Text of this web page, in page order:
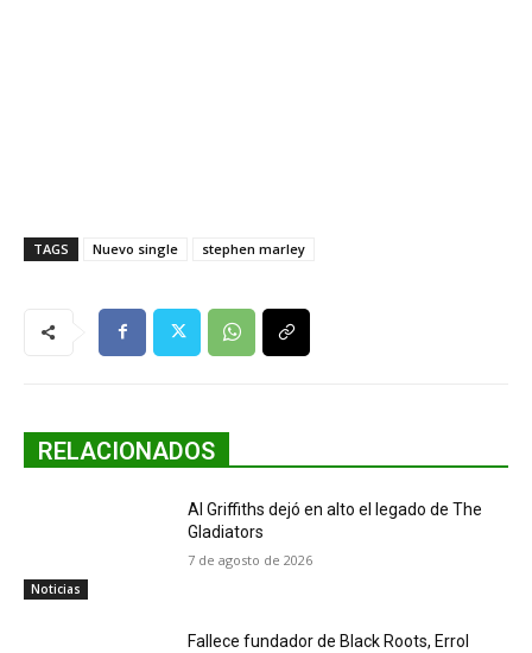
TAGS Nuevo single stephen marley
RELACIONADOS
Noticias
Al Griffiths dejó en alto el legado de The
Gladiators
7 de agosto de 2026
Fallece fundador de Black Roots, Errol